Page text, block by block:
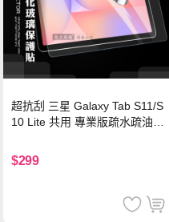
超抗刮 三星 Galaxy Tab S11/S
10 Lite 共用 專業版疏水疏油9H
$299